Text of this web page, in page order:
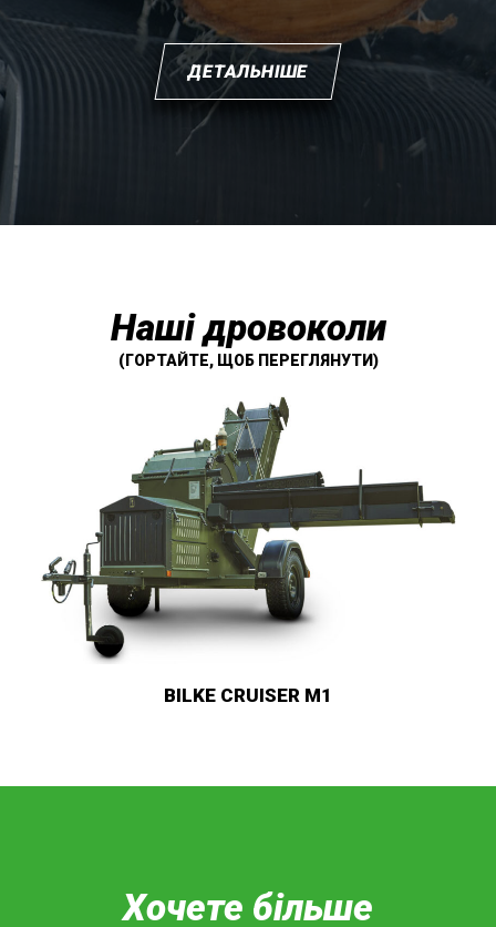
ДЕТАЛЬНІШЕ
Наші дровоколи
(ГОРТАЙТЕ, ЩОБ ПЕРЕГЛЯНУТИ)
BILKE M3
Хочете більше